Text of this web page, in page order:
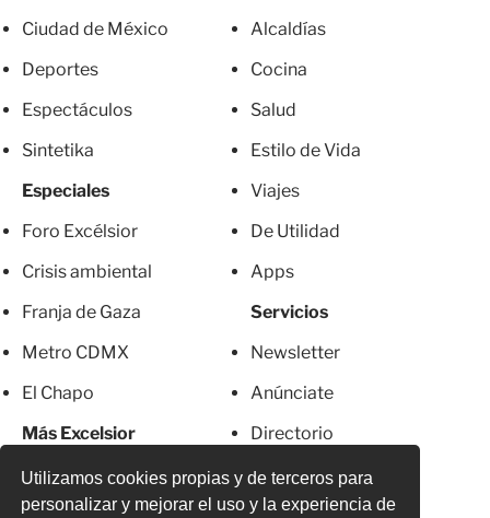
Utilizamos cookies propias y de terceros para
personalizar y mejorar el uso y la experiencia de
Ciudad de México
Deportes
Espectáculos
Sintetika
Especiales
Foro Excélsior
Crisis ambiental
Franja de Gaza
Metro CDMX
El Chapo
Más Excelsior
Mujeres
Alcaldías
Cocina
Salud
Estilo de Vida
Viajes
De Utilidad
Apps
Servicios
Newsletter
Anúnciate
Directorio
Suscripciones